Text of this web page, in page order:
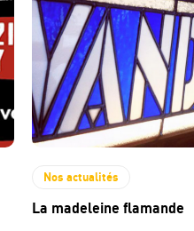
Nos actualités
La madeleine flamande